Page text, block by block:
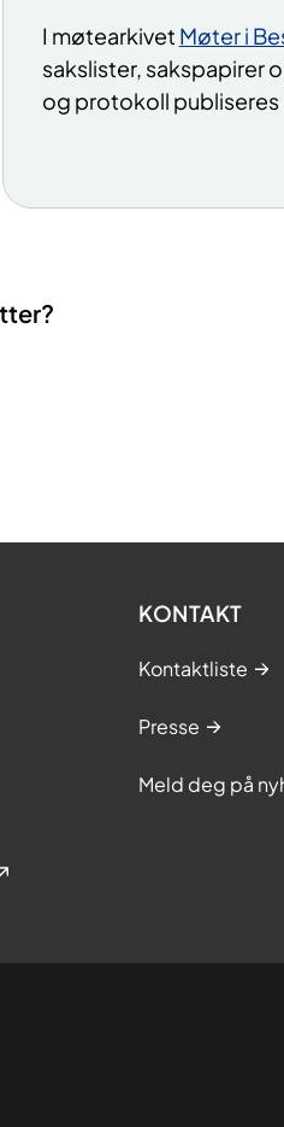
I møtearkivet Møter i
sakslister, sakspapirer
og protokoll
KONTAKT
Kontaktliste
Presse
Meld deg på